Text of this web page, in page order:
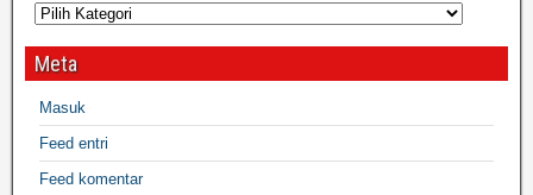
Meta
Masuk
Feed entri
Feed komentar